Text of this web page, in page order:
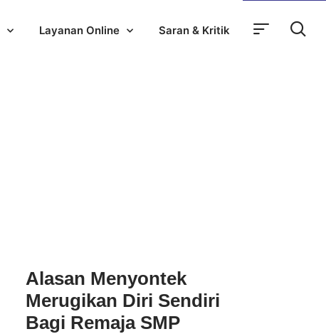
Layanan Online Saran & Kritik
Alasan Menyontek
Merugikan Diri Sendiri
Bagi Remaja SMP